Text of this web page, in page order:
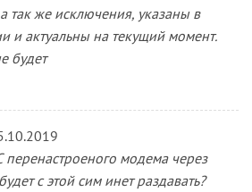
так же исключения, указаны в
и актуальны на текущий момент.
будет
перенастроеного модема через
с этой сим инет раздавать?